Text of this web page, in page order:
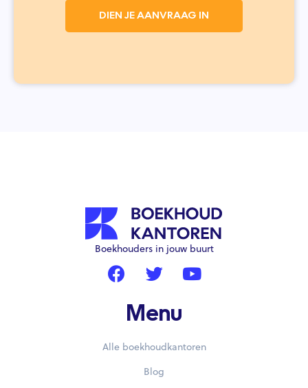
DIEN JE AANVRAAG IN
Boekhouders in jouw buurt
Menu
Alle boekhoudkantoren
Blog